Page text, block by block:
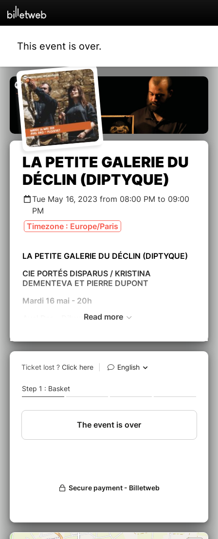
This event is over.
LA PETITE GALERIE DU
DÉCLIN (DIPTYQUE)
Tue May 16, 2023 from 08:00 PM to 09:00
PM
Timezone : Europe/Paris
LA PETITE GALERIE DU DÉCLIN (DIPTYQUE)
CIE PORTÉS DISPARUS / KRISTINA
DEMENTEVA ET PIERRE DUPONT
Mardi 16 mai - 20h
Avel Dro - Dihun Plozevet
Théâtre de marionnettes sur table - 50 min -
Tout public Dès 6 ans
Un diptyque animalier ou deux histoires, pour
témoigner du combat des laissés-pour-
compte du monde vivant.
Une histoire d’amitié de deux compagnons
enfermés dans une boîte. Que font-ils là ?
Malgré le fait qu’ils aient tout oublié, ils
Read more